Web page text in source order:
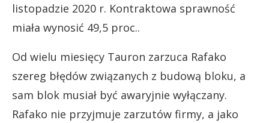
listopadzie 2020 r. Kontraktowa sprawność
miała wynosić 49,5 proc..
Od wielu miesięcy Tauron zarzuca Rafako
szereg błędów związanych z budową bloku, a
sam blok musiał być awaryjnie wyłączany.
Rafako nie przyjmuje zarzutów firmy, a jako